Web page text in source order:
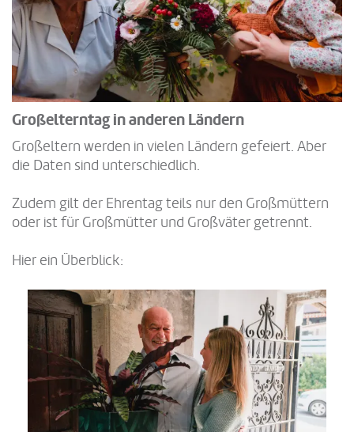
Großelterntag in anderen Ländern
Großeltern werden in vielen Ländern gefeiert. Aber
die Daten sind unterschiedlich.
Zudem gilt der Ehrentag teils nur den Großmüttern
oder ist für Großmütter und Großväter getrennt.
Hier ein Überblick: